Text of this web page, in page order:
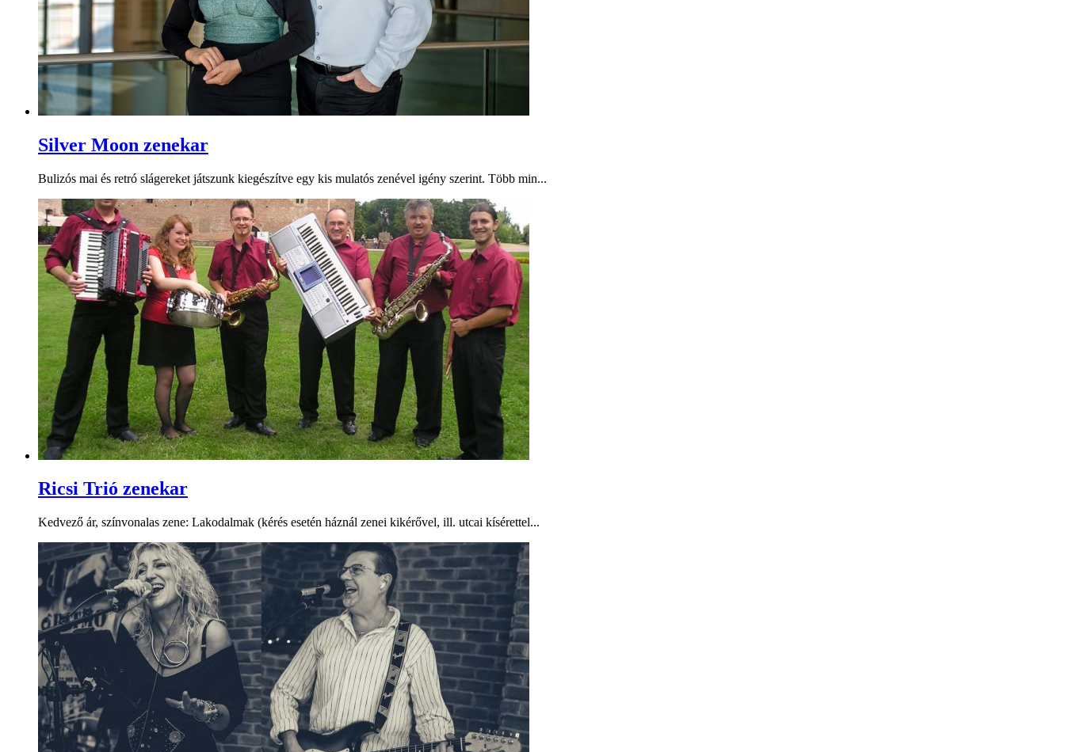
Silver Moon zenekar
Bulizós mai és retró slágereket játszunk kiegészítve egy kis mulatós zenével igény szerint. Több min...
Ricsi Trió zenekar
Kedvező ár, színvonalas zene: Lakodalmak (kérés esetén háznál zenei kikérővel, ill. utcai kísérettel...